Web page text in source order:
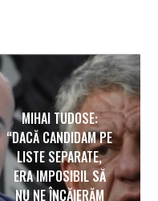
MIHAI TUDOSE:
“DACĂ CANDIDAM PE
LISTE SEPARATE,
ERA IMPOSIBIL SĂ
NU NE ÎNCĂIERĂM